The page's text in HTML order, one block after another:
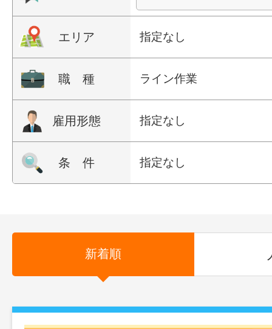
エリア 指定なし
職 種 ライン作業
雇用形態 指定なし
条 件 指定なし
新着順